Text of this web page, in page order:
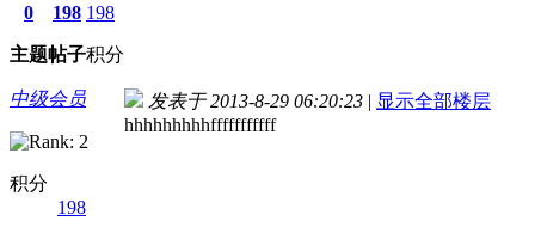
0
主题
198
帖子
198
积分
中级会员
积分
198
发表于 2013-8-29 06:20:23 | 显示全部楼层
hhhhhhhhhfffffffffff